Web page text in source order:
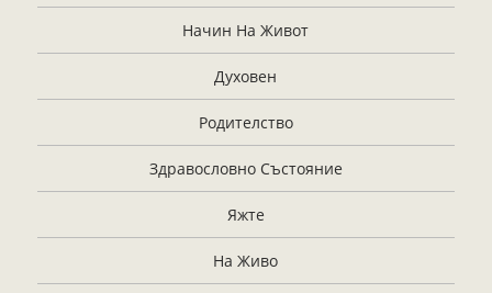
Начин На Живот
Духовен
Родителство
Здравословно Състояние
Яжте
На Живо